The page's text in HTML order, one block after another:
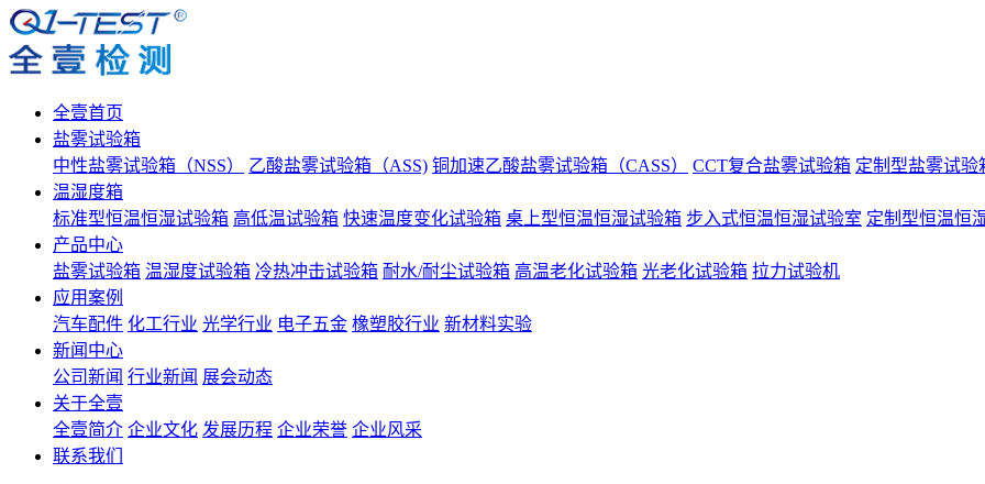
全壹首页
盐雾试验箱
中性盐雾试验箱（NSS）
乙酸盐雾试验箱（ASS) 铜加速乙酸盐雾试验箱（CASS） CCT复合盐雾试验箱 定制型盐雾试验
温湿度箱
标准型恒温恒湿试验箱 高低温试验箱 快速温度变化试验箱 桌上型恒温恒湿试验箱 步入式恒温恒湿试验室 定制型恒温恒
产品中心
盐雾试验箱 温湿度试验箱 冷热冲击试验箱 耐水/耐尘试验箱 高温老化试验箱 光老化试验箱 拉力试验机
应用案例
汽车配件 化工行业 光学行业 电子五金 橡塑胶行业 新材料实验
新闻中心
公司新闻 行业新闻 展会动态
关于全壹
全壹简介 企业文化 发展历程 企业荣誉 企业风采
联系我们